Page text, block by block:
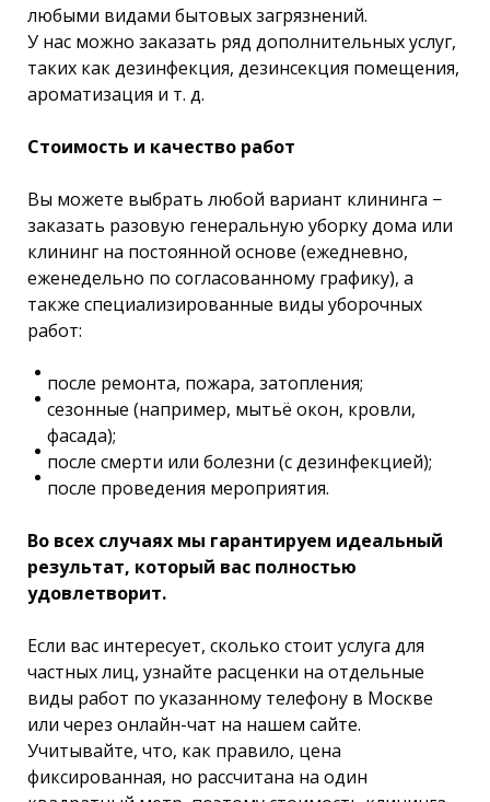
любыми видами бытовых загрязнений.
У нас можно заказать ряд дополнительных услуг,
таких как дезинфекция, дезинсекция помещения,
ароматизация и т. д.
Стоимость и качество работ
Вы можете выбрать любой вариант клининга −
заказать разовую генеральную уборку дома или
клининг на постоянной основе (ежедневно,
еженедельно по согласованному графику), а
также специализированные виды уборочных
работ:
после ремонта, пожара, затопления;
сезонные (например, мытьё окон, кровли,
фасада);
после смерти или болезни (с дезинфекцией);
после проведения мероприятия.
Во всех случаях мы гарантируем идеальный
результат, который вас полностью
удовлетворит.
Если вас интересует, сколько стоит услуга для
частных лиц, узнайте расценки на отдельные
виды работ по указанному телефону в Москве
или через онлайн-чат на нашем сайте.
Учитывайте, что, как правило, цена
фиксированная, но рассчитана на один